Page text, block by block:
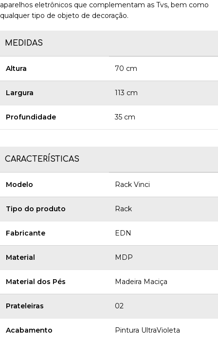
aparelhos eletrônicos que complementam as Tvs, bem como
qualquer tipo de objeto de decoração.
MEDIDAS
Altura 70 cm
Largura 113 cm
Profundidade 35 cm
CARACTERÍSTICAS
Modelo Rack Vinci
Tipo do produto Rack
Fabricante EDN
Material MDP
Material dos Pés Madeira Maciça
Prateleiras 02
Acabamento Pintura UltraVioleta